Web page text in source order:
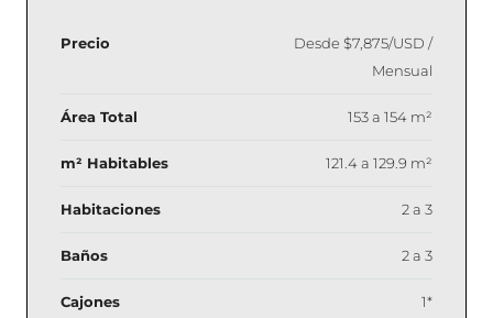
Precio Desde $7,875/USD /
Mensual
Área Total 153 a 154 m²
m² Habitables 121.4 a 129.9 m²
Habitaciones 2 a 3
Baños 2 a 3
Cajones 1*